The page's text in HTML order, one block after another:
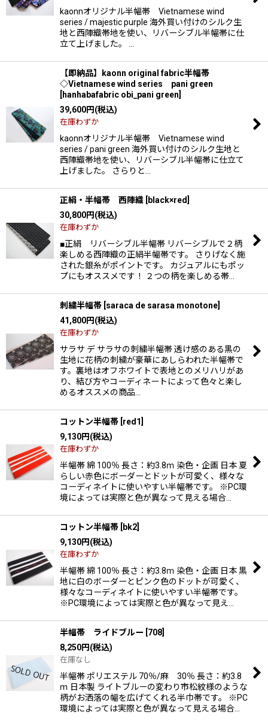
kaonnオリジナル半幅帯 Vietnamese wind
series / majestic purple 海外買い付けのシルク生
地と西陣織帯地を使い、リバーシブル半幅帯に仕
立て上げました。 …
【即納品】kaonn original fabric半幅帯
◇Vietnamese wind series pani green
hanhabafabric obi_pani green
39,600円(税込)
在庫わずか
kaonnオリジナル半幅帯 Vietnamese wind
series / pani green 海外買い付けのシルク生地と
西陣織帯地を使い、リバーシブル半幅帯に仕立て
上げました。 さらりと…
正絹・半幅帯 西陣織 black×red
30,800円(税込)
在庫わずか
■正絹 リバーシブル半幅帯 リバーシブルで２柄
楽しめる西陣織の正絹半幅帯です。 さりげなく施
された銀糸がポイントです。 カジュアルにもポッ
プにもオススメです！ ２つの柄を楽しめる帯…
刺繍半幅帯 saraca de sarasa monotone
41,800円(税込)
在庫わずか
サラサ デ サラサの刺繍半幅帯 透け感のある黒の
生地に花柄の刺繍が豪華にあしらわれた半幅帯で
す。裏地はオフホワイトで表地とのメリハリがあ
り、結び方やコーディネートによって色々と楽し
めるオススメの商品…
コットン半幅帯 red1
9,130円(税込)
在庫わずか
半幅帯 綿 100％ 長さ：約3.8ｍ 染色・企画 日本 夏
らしい赤色にボーダーとドットが可愛く、様々な
コーディネイトに使いやすい半幅帯です。 ※PC環
境によっては実際と色が異なって見える場合…
コットン半幅帯 bk2
9,130円(税込)
在庫わずか
半幅帯 綿 100％ 長さ：約3.8ｍ 染色・企画 日本 黒
地に白のボーダーとピンク色のドットが可愛く、
様々なコーディネイトに使いやすい半幅帯です。
※PC環境によっては実際と色が異なって見え…
半幅帯 ライドブルー 708
8,250円(税込)
在庫なし
半幅帯 ポリエステル 70％/麻 30％ 長さ：約3.8
ｍ 日本製 ライトブルーの変わり市松紋様のような
柄がお洒落の幅を広げてくれる半巾帯です。 ※PC
環境によっては実際と色が異なって見える場合…